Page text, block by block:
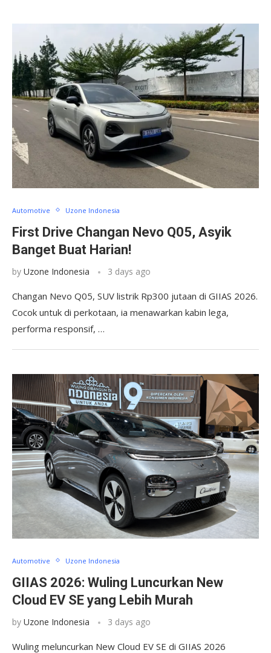
Automotive Uzone Indonesia
First Drive Changan Nevo Q05, Asyik
Banget Buat Harian!
by Uzone Indonesia 3 days ago
Changan Nevo Q05, SUV listrik Rp300 jutaan di GIIAS 2026.
Cocok untuk di perkotaan, ia menawarkan kabin lega,
performa responsif, …
Automotive Uzone Indonesia
GIIAS 2026: Wuling Luncurkan New
Cloud EV SE yang Lebih Murah
by Uzone Indonesia 3 days ago
Wuling meluncurkan New Cloud EV SE di GIIAS 2026